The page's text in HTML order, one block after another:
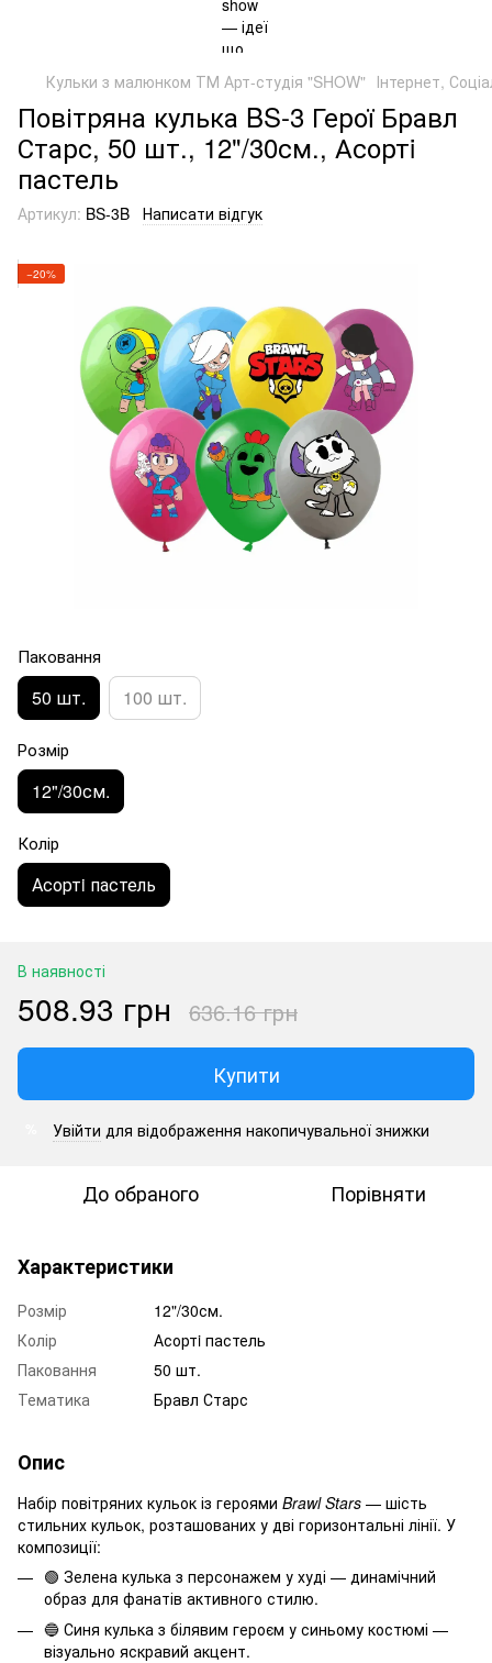
Кульки з малюнком ТМ Арт-студія "SHOW" Інтернет,
Повітряна кулька BS-3 Герої Бравл
Старс, 50 шт., 12"/30см., Асортi
пастель
Артикул: BS-3B Написати відгук
−20%
Паковання
50 шт. 100 шт.
Розмір
12"/30см.
Колір
Асортi пастель
В наявності
508.93 грн 636.16 грн
Купити
Увійти для відображення накопичувальної знижки
До обраного Порівняти
Характеристики
Розмір
12"/30см.
Колір
Асортi пастель
Паковання
50 шт.
Тематика
Бравл Старс
Опис
Набір повітряних кульок із героями Brawl Stars — шість
стильних кульок, розташованих у дві горизонтальні лінії. У
композиції:
🟢 Зелена кулька з персонажем у худі — динамічний
образ для фанатів активного стилю.
🔵 Синя кулька з білявим героєм у синьому костюмі —
візуально яскравий акцент.